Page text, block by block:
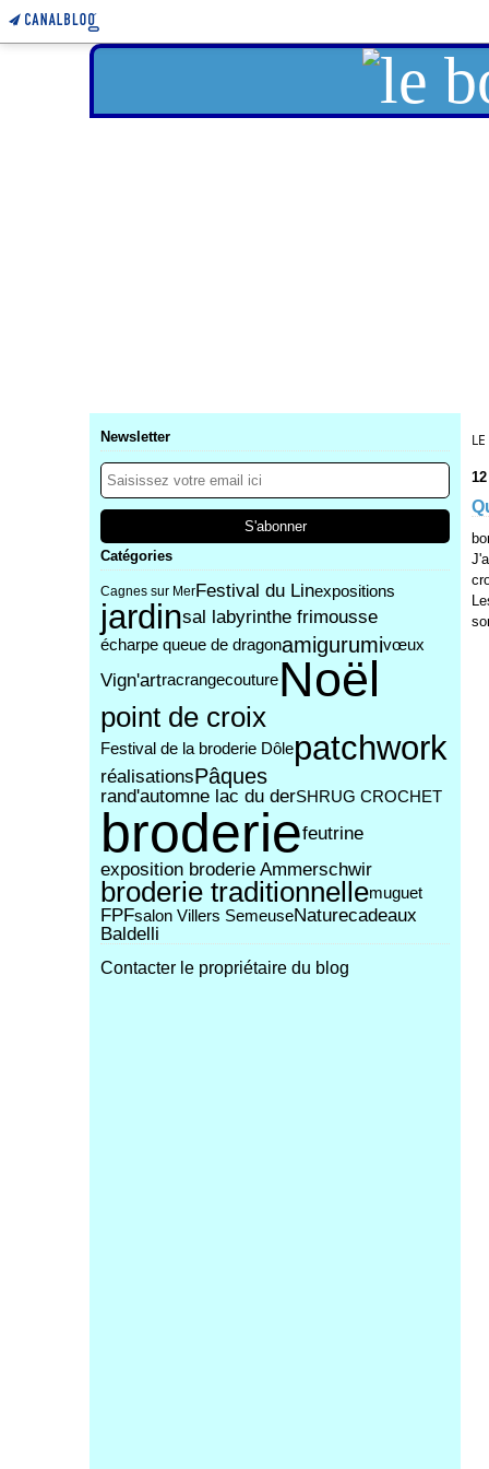
Newsletter
Catégories
Cagnes sur MerFestival du Linexpositions
jardinsal labyrinthe frimousse
écharpe queue de dragonamigurumivœux
Vign'artracrangecoutureNoël
point de croix
Festival de la broderie Dôlepatchwork
réalisationsPâques
rand'automne lac du derSHRUG CROCHET
broderiefeutrine
exposition broderie Ammerschwir
broderie traditionnellemuguet
FPFsalon Villers SemeuseNaturecadeaux
Baldelli
Contacter le propriétaire du blog